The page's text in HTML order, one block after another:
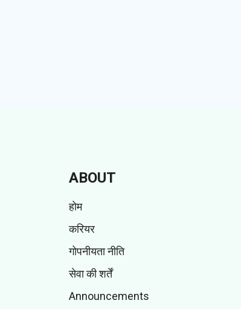
ABOUT
होम
करियर
गोपनीयता नीति
सेवा की शर्तें
Announcements